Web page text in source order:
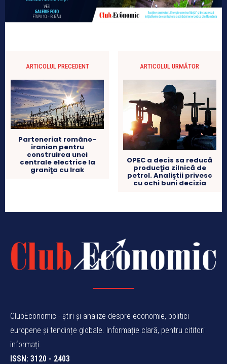
ARTICOLUL PRECEDENT
Parteneriat româno-
iranian pentru
construirea unei
centrale electrice la
graniţa cu Irak
ARTICOLUL URMĂTOR
OPEC a decis sa reducă
producţia zilnică de
petrol. Analiştii privesc
cu ochi buni decizia
ClubEconomic - știri și analize despre economie, politici
europene și tendințe globale. Informație clară, pentru cititori
informați.
ISSN: 3120 - 2403